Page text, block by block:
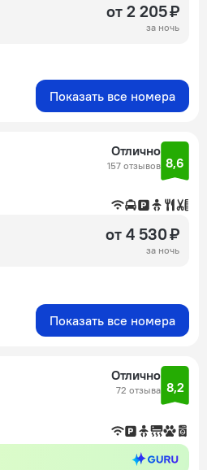
от 2 205 ₽
за ночь
Показать все номера
Отлично
157 отзывов 8,6
от 4 530 ₽
за ночь
Показать все номера
Отлично
72 отзыва 8,2